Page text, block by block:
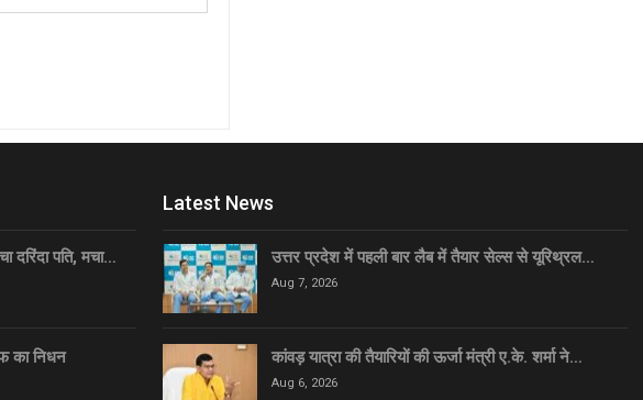
दरिंदा पति, मचा…
का निधन
Latest News
उत्तर प्रदेश में पहली बार लैब में तैयार सेल्स से यूरिथ्रल…
Aug 7, 2026
कांवड़ यात्रा की तैयारियों की ऊर्जा मंत्री ए.के. शर्मा ने…
Aug 6, 2026